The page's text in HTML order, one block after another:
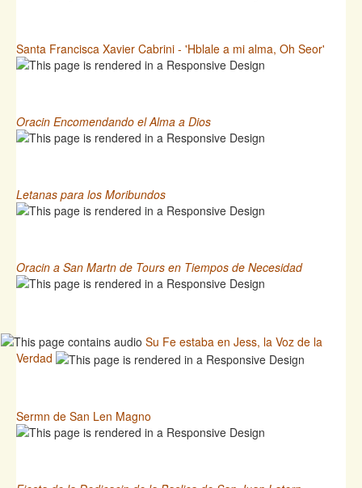
Santa Francisca Xavier Cabrini - 'Hblale a mi alma, Oh Seor'
Oracin Encomendando el Alma a Dios
Letanas para los Moribundos
Oracin a San Martn de Tours en Tiempos de Necesidad
Su Fe estaba en Jess, la Voz de la
Verdad
Sermn de San Len Magno